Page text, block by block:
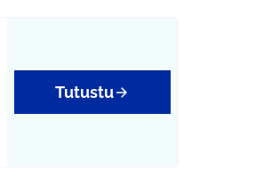
Tutustu